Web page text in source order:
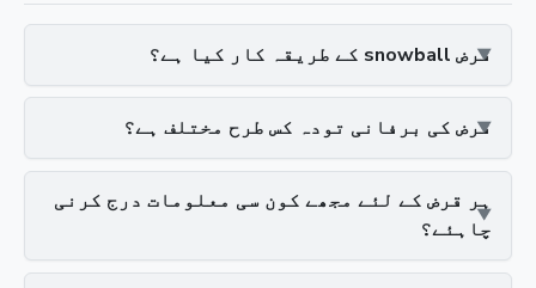
قرض snowball کے طریقہ کار کیا ہے؟
قرض کی برفانی تودہ کس طرح مختلف ہے؟
ہر قرض کے لئے مجھے کون سی معلومات درج کرنی
چاہئے؟